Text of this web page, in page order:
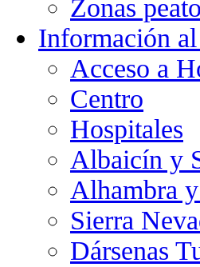
Zonas
Información
Acceso a
Centro
Hospitales
Albaicín y
Alhambra
Sierra
Dársenas